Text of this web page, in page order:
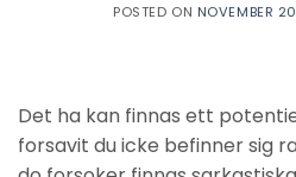
POSTED ON NOVEMBER
Det ha kan finnas ett
forsavit du icke befinner sig